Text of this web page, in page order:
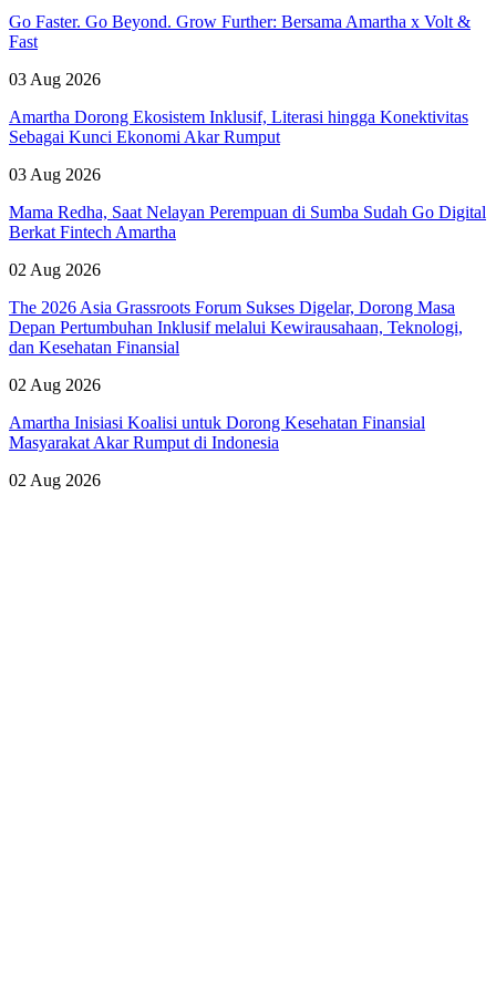
Go Faster. Go Beyond. Grow Further: Bersama Amartha x Volt &
Fast
03 Aug 2026
Amartha Dorong Ekosistem Inklusif, Literasi hingga Konektivitas
Sebagai Kunci Ekonomi Akar Rumput
03 Aug 2026
Mama Redha, Saat Nelayan Perempuan di Sumba Sudah Go Digital
Berkat Fintech Amartha
02 Aug 2026
The 2026 Asia Grassroots Forum Sukses Digelar, Dorong Masa
Depan Pertumbuhan Inklusif melalui Kewirausahaan, Teknologi,
dan Kesehatan Finansial
02 Aug 2026
Amartha Inisiasi Koalisi untuk Dorong Kesehatan Finansial
Masyarakat Akar Rumput di Indonesia
02 Aug 2026